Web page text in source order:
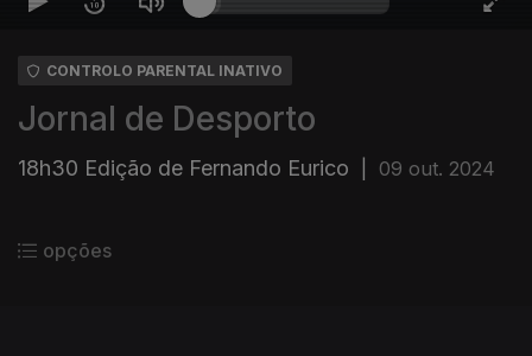
CONTROLO PARENTAL INATIVO
Jornal de Desporto
18h30 Edição de Fernando Eurico 09 out. 2024
opções